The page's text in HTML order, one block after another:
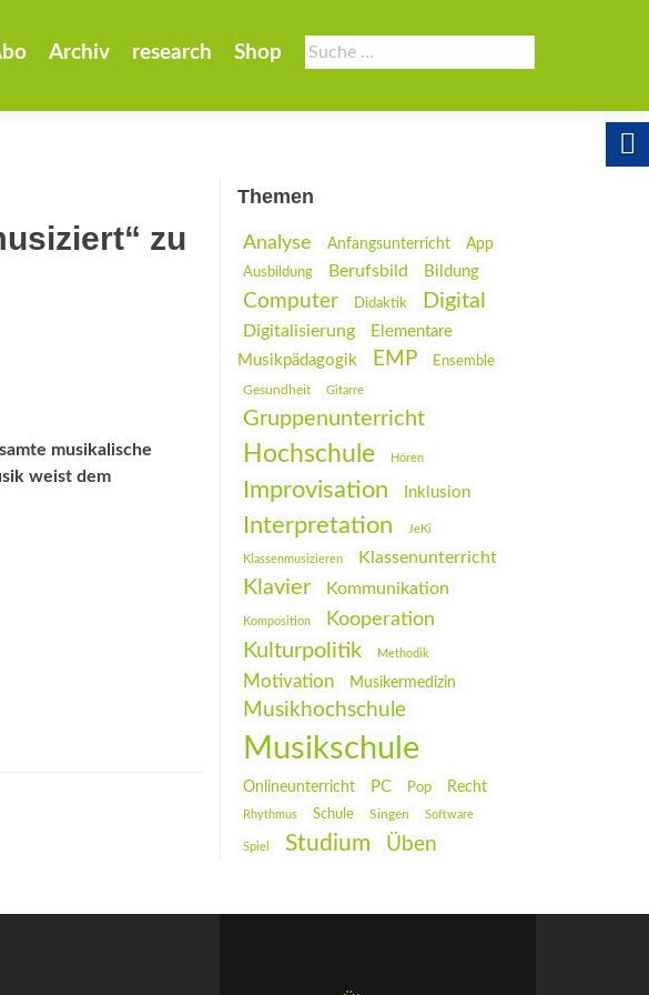
Suche
nach:
Archiv research Shop
zu
musikalische
weist dem
Themen
Analyse Anfangsunterricht
App
Ausbildung
Berufsbild Bildung
Computer Didaktik Digital
Digitalisierung
Elementare
Musikpädagogik
EMP Ensemble
Gesundheit Gitarre
Gruppenunterricht
Hochschule Hören
Improvisation Inklusion
Interpretation JeKi
Klassenmusizieren Klassenunterricht
Klavier Kommunikation
Komposition Kooperation
Kulturpolitik Methodik
Motivation Musikermedizin
Musikhochschule
Musikschule
Onlineunterricht PC Pop Recht
Rhythmus Schule Singen Software
Spiel Studium Üben